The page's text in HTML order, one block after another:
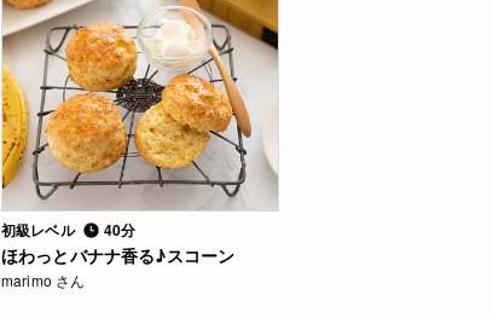
初級レベル 40分
ほわっとバナナ香る♪スコーン
marimo さん